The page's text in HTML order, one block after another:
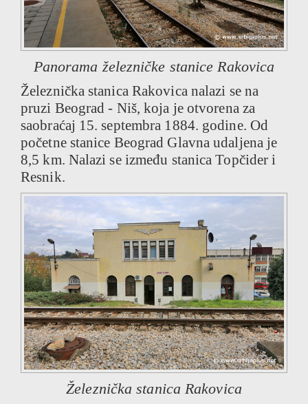
Panorama železničke stanice Rakovica
Železnička stanica Rakovica nalazi se na
pruzi Beograd - Niš, koja je otvorena za
saobraćaj 15. septembra 1884. godine. Od
početne stanice Beograd Glavna udaljena je
8,5 km. Nalazi se između stanica Topčider i
Resnik.
Železnička stanica Rakovica